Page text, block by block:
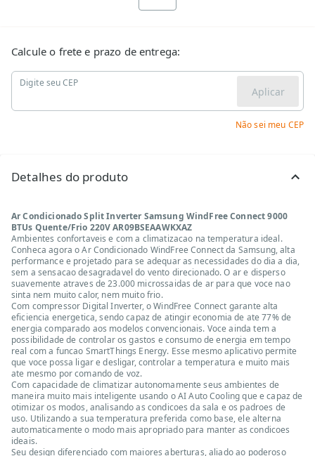
Calcule o frete e prazo de entrega:
Digite seu CEP
Aplicar
Não sei meu CEP
Detalhes do produto
Ar Condicionado Split Inverter Samsung WindFree Connect 9000
BTUs Quente/Frio 220V AR09BSEAAWKXAZ
Ambientes confortaveis e com a climatizacao na temperatura ideal.
Conheca agora o Ar Condicionado WindFree Connect da Samsung, alta
performance e projetado para se adequar as necessidades do dia a dia,
sem a sensacao desagradavel do vento direcionado. O ar e disperso
suavemente atraves de 23.000 microssaidas de ar para que voce nao
sinta nem muito calor, nem muito frio.
Com compressor Digital Inverter, o WindFree Connect garante alta
eficiencia energetica, sendo capaz de atingir economia de ate 77% de
energia comparado aos modelos convencionais. Voce ainda tem a
possibilidade de controlar os gastos e consumo de energia em tempo
real com a funcao SmartThings Energy. Esse mesmo aplicativo permite
que voce possa ligar e desligar, controlar a temperatura e muito mais
ate mesmo por comando de voz.
Com capacidade de climatizar autonomamente seus ambientes de
maneira muito mais inteligente usando o AI Auto Cooling que e capaz de
otimizar os modos, analisando as condicoes da sala e os padroes de
uso. Utilizando a sua temperatura preferida como base, ele alterna
automaticamente o modo mais apropriado para manter as condicoes
ideais.
Seu design diferenciado com maiores aberturas, aliado ao poderoso